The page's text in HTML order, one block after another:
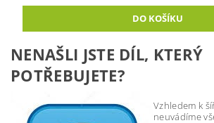
NENAŠLI JSTE DÍL, KTERÝ
POTŘEBUJETE?
Vzhledem k
neuvádíme